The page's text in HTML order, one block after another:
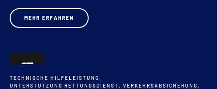
MEHR ERFAHREN
17
DEZ.
TECHNISCHE HILFELEISTUNG,
UNTERSTÜTZUNG RETTUNGSDIENST, VERKEHRSABSICHERUNG,